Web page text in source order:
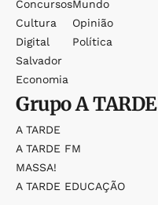
Concursos
Cultura
Digital
Salvador
Economia
Mundo
Opinião
Política
GrupoA TARDE
A TARDE
A TARDE FM
MASSA!
A TARDE EDUCAÇÃO